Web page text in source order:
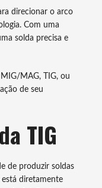
direcionar o arco
Com uma
solda precisa e
MAG, TIG, ou
de seu
TIG
de produzir soldas
diretamente